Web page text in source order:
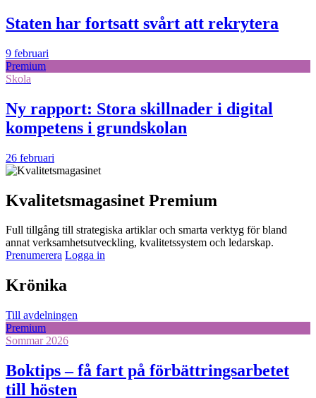
Staten har fortsatt svårt att rekrytera
9 februari
Premium
Skola
Ny rapport: Stora skillnader i digital
kompetens i grundskolan
26 februari
Kvalitetsmagasinet Premium
Full tillgång till strategiska artiklar och smarta verktyg för bland
annat verksamhetsutveckling, kvalitetssystem och ledarskap.
Prenumerera Logga in
Krönika
Till avdelningen
Premium
Sommar 2026
Boktips – få fart på förbättringsarbetet
till hösten